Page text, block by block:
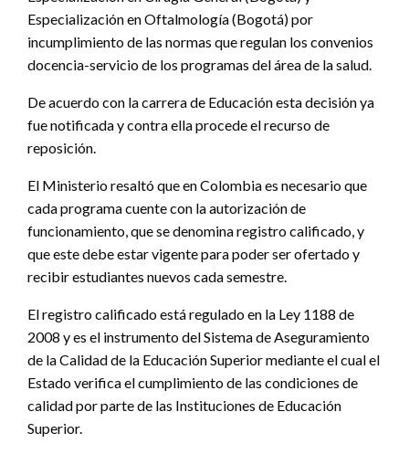
Especialización en Oftalmología (Bogotá) por
incumplimiento de las normas que regulan los convenios
docencia-servicio de los programas del área de la salud.
De acuerdo con la carrera de Educación esta decisión ya
fue notificada y contra ella procede el recurso de
reposición.
El Ministerio resaltó que en Colombia es necesario que
cada programa cuente con la autorización de
funcionamiento, que se denomina registro calificado, y
que este debe estar vigente para poder ser ofertado y
recibir estudiantes nuevos cada semestre.
El registro calificado está regulado en la Ley 1188 de
2008 y es el instrumento del Sistema de Aseguramiento
de la Calidad de la Educación Superior mediante el cual el
Estado verifica el cumplimiento de las condiciones de
calidad por parte de las Instituciones de Educación
Superior.